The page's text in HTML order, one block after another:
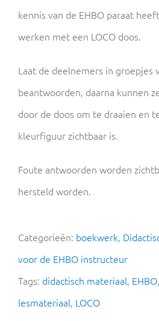
kennis van de EHBO paraat
werken met een LOCO doos.
Laat de deelnemers in groepjes
beantwoorden, daarna kunnen
door de doos om te draaien en
kleurfiguur zichtbaar is.
Foute antwoorden worden
hersteld worden.
Categorieën: boekwerk,
voor de EHBO instructeur
Tags: didactisch materiaal, EHBO,
lesmateriaal, LOCO